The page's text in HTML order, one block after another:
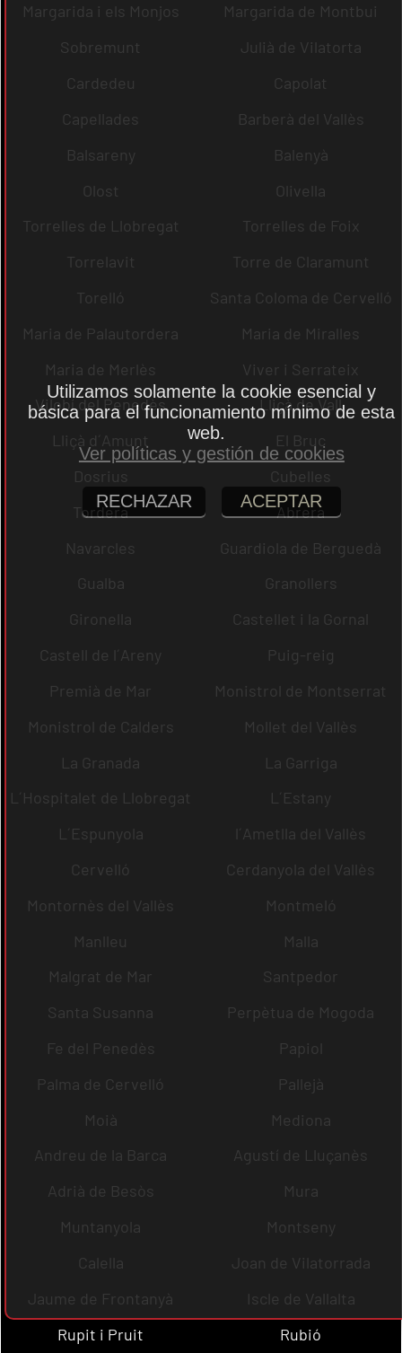
Margarida i els Monjos
Margarida de Montbui
Sobremunt
Julià de Vilatorta
Cardedeu
Capolat
Capellades
Barberà del Vallès
Balsareny
Balenyà
Olost
Olivella
Torrelles de Llobregat
Torrelles de Foix
Torrelavit
Torre de Claramunt
Torelló
Santa Coloma de Cervelló
Maria de Palautordera
Maria de Miralles
Maria de Merlès
Viver i Serrateix
Vilobí del Penedès
Lliçà de Vall
Lliçà d´Amunt
El Bruc
Dosrius
Cubelles
Tordera
Abrera
Navarcles
Guardiola de Berguedà
Gualba
Granollers
Gironella
Castellet i la Gornal
Castell de l´Areny
Puig-reig
Premià de Mar
Monistrol de Montserrat
Monistrol de Calders
Mollet del Vallès
La Granada
La Garriga
L´Hospitalet de Llobregat
L´Estany
L´Espunyola
l´Ametlla del Vallès
Cervelló
Cerdanyola del Vallès
Montornès del Vallès
Montmeló
Manlleu
Malla
Malgrat de Mar
Santpedor
Santa Susanna
Perpètua de Mogoda
Fe del Penedès
Papiol
Palma de Cervelló
Pallejà
Moià
Mediona
Andreu de la Barca
Agustí de Lluçanès
Adrià de Besòs
Mura
Muntanyola
Montseny
Calella
Joan de Vilatorrada
Jaume de Frontanyà
Iscle de Vallalta
Rupit i Pruit
Rubió
Utilizamos solamente la cookie esencial y
básica para el funcionamiento mínimo de esta
web.
Ver políticas y gestión de cookies
RECHAZAR ACEPTAR